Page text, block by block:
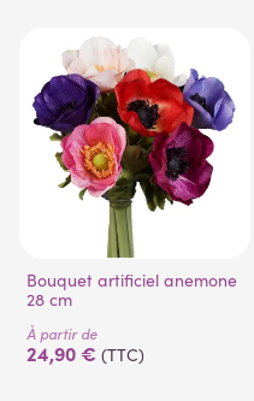
Bouquet artificiel anemone
28 cm
À partir de
24,90 € (TTC)